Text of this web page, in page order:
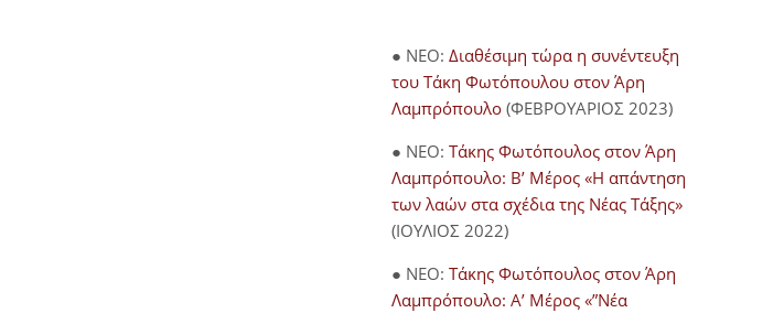
● NEO: Διαθέσιμη τώρα η συνέντευξη
του Τάκη Φωτόπουλου στον Άρη
Λαμπρόπουλο(ΦΕΒΡΟΥΑΡΙΟΣ 2023)
● NEO: Τάκης Φωτόπουλος στον Άρη
Λαμπρόπουλο: Β’ Μέρος «Η απάντηση
των λαών στα σχέδια της Νέας Τάξης»
(ΙΟΥΛΙΟΣ 2022)
● NEO: Τάκης Φωτόπουλος στον Άρη
Λαμπρόπουλο: Α’ Μέρος «”Νέα